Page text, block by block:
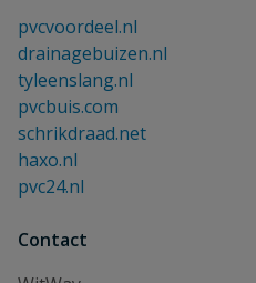
pvcvoordeel.nl
drainagebuizen.nl
tyleenslang.nl
pvcbuis.com
schrikdraad.net
haxo.nl
pvc24.nl
Contact